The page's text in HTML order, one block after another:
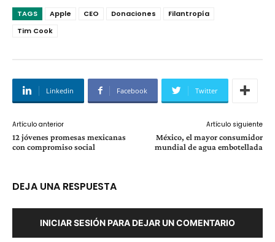
TAGS Apple CEO Donaciones
Filantropía
Tim Cook
Linkedin Facebook Twitter
Artículo anterior
12 jóvenes promesas mexicanas
con compromiso social
Artículo siguiente
México, el mayor consumidor
mundial de agua embotellada
DEJA UNA RESPUESTA
INICIAR SESIÓN PARA DEJAR UN COMENTARIO